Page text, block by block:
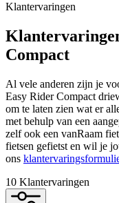
Klantervaringen
Compact
Al vele anderen zijn je
Easy Rider Compact
om te laten zien wat er
met behulp van een
zelf ook een vanRaam
fietsen gefietst en wil je
ons
10 Klantervaringen